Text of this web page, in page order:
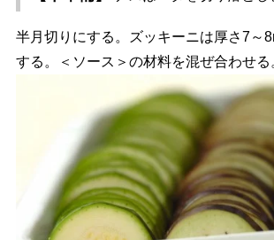
半月切りにする。ズッキーニは厚さ7～
する。＜ソース＞の材料を混ぜ合わせる